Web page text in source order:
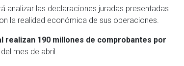
analizar las declaraciones juradas presentadas
la realidad económica de sus operaciones.
realizan 190 millones de comprobantes por
mes de abril.